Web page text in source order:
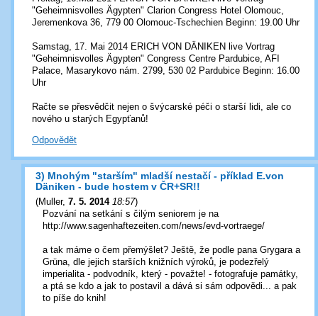
"Geheimnisvolles Ägypten" Clarion Congress Hotel Olomouc,
Jeremenkova 36, 779 00 Olomouc-Tschechien Beginn: 19.00 Uhr
Samstag, 17. Mai 2014 ERICH VON DÄNIKEN live Vortrag
"Geheimnisvolles Ägypten" Congress Centre Pardubice, AFI
Palace, Masarykovo nám. 2799, 530 02 Pardubice Beginn: 16.00
Uhr
Račte se přesvědčit nejen o švýcarské péči o starší lidi, ale co
nového u starých Egypťanů!
Odpovědět
3) Mnohým "starším" mladší nestačí - příklad E.von
Däniken - bude hostem v ČR+SR!!
(Muller, 7. 5. 2014 18:57)
Pozvání na setkání s čilým seniorem je na
http://www.sagenhaftezeiten.com/news/evd-vortraege/
a tak máme o čem přemýšlet? Ještě, že podle pana Grygara a
Grüna, dle jejich starších knižních výroků, je podezřelý
imperialita - podvodník, který - považte! - fotografuje památky,
a ptá se kdo a jak to postavil a dává si sám odpovědi... a pak
to píše do knih!